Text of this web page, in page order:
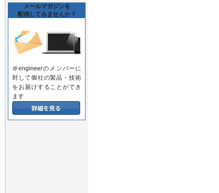
メールマガジンを
配信してみませんか？
＠engineerのメンバーに
対して御社の製品・技術
をお届けすることができ
ます